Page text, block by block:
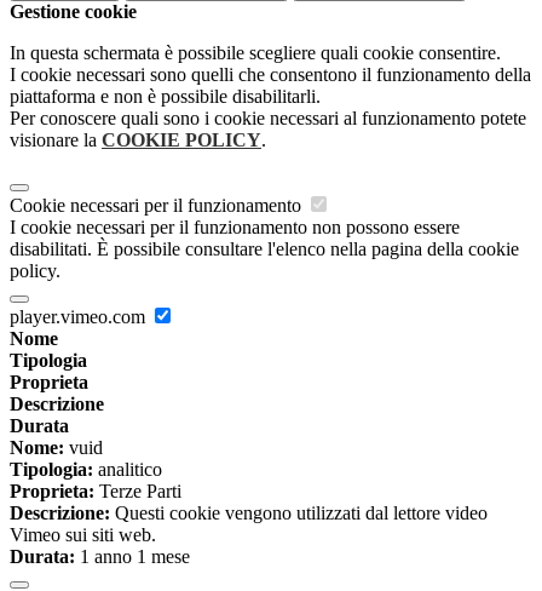
Gestione cookie
In questa schermata è possibile scegliere quali cookie consentire.
I cookie necessari sono quelli che consentono il funzionamento della
piattaforma e non è possibile disabilitarli.
Per conoscere quali sono i cookie necessari al funzionamento potete
visionare la COOKIE POLICY.
Cookie necessari per il funzionamento
I cookie necessari per il funzionamento non possono essere
disabilitati. È possibile consultare l'elenco nella pagina della cookie
policy.
player.vimeo.com
Nome
Tipologia
Proprieta
Descrizione
Durata
Nome: vuid
Tipologia: analitico
Proprieta: Terze Parti
Descrizione: Questi cookie vengono utilizzati dal lettore video
Vimeo sui siti web.
Durata: 1 anno 1 mese